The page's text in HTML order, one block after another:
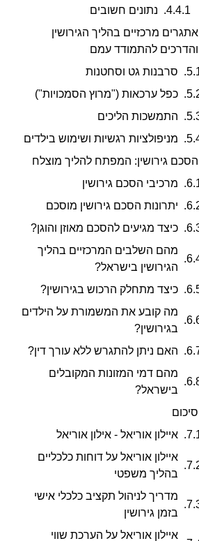
נתונים חשובים
אתגרים מרכזיים בהליך הגירושין
והדרכים להתמודד עמם
סרבנות גט וסחטנות
כפל ערכאות ("מרוץ הסמכויות")
התמשכות הליכים
מניפולציות רגשיות ושימוש בילדים
הסכם גירושין: המפתח להליך מוצלח
מרכיבי הסכם גירושין
יתרונות הסכם גירושין מוסכם
כיצד מגיעים להסכם מאוזן והוגן?
מהם השלבים המרכזיים בהליך
הגירושין בישראל?
כיצד מתחלק הרכוש בגירושין?
מה קובע את המשמורת על הילדים
בגירושין?
האם ניתן להתגרש ללא עורך דין?
מהם דמי המזונות המקובלים
בישראל?
סיכום
איילון אוריאל - אילון אוריאל
איילון אוריאל על דוחות כלכליים
בהליך משפטי
מדריך לניהול תקציב כלכלי אישי
בזמן גירושין
איילון אוריאל על הערכת שווי